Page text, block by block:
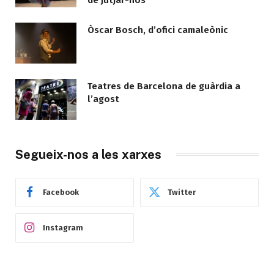
Òscar Bosch, d’ofici camaleònic
Teatres de Barcelona de guàrdia a
l’agost
Segueix-nos a les xarxes
Facebook Twitter
Instagram